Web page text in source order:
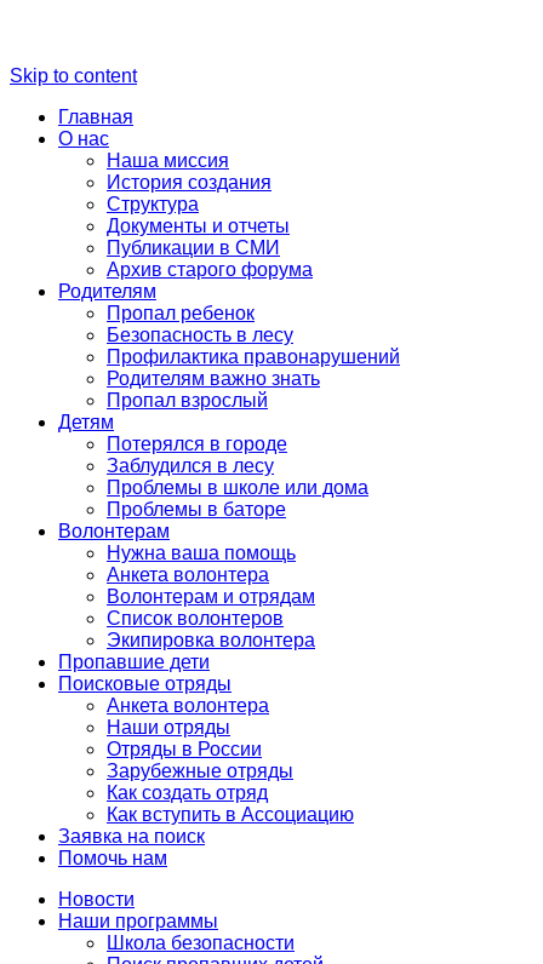
Skip to content
Главная
О нас
Наша миссия
История создания
Структура
Документы и отчеты
Публикации в СМИ
Архив старого форума
Родителям
Пропал ребенок
Безопасность в лесу
Профилактика правонарушений
Родителям важно знать
Пропал взрослый
Детям
Потерялся в городе
Заблудился в лесу
Проблемы в школе или дома
Проблемы в баторе
Волонтерам
Нужна ваша помощь
Анкета волонтера
Волонтерам и отрядам
Список волонтеров
Экипировка волонтера
Пропавшие дети
Поисковые отряды
Анкета волонтера
Наши отряды
Отряды в России
Зарубежные отряды
Как создать отряд
Как вступить в Ассоциацию
Заявка на поиск
Помочь нам
Новости
Наши программы
Школа безопасности